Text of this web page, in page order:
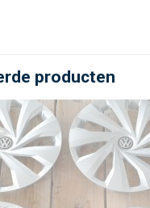
producten